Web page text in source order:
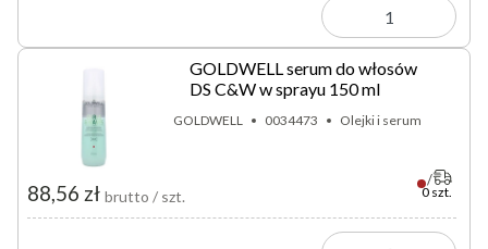
GOLDWELL serum do włosów
DS C&W w sprayu 150 ml
GOLDWELL 0034473 Olejki i serum
88,56 zł brutto / szt. 0 szt.